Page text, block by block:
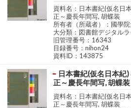
資料名：日本書紀(仮名日
正～慶長年間写, 胡蝶装
所有者（所蔵者）：國學
大分類：図書館デジタル
旧管理番号：16343
目録番号：nihon24
資料ID：143875
日本書紀(仮名日本紀
正～慶長年間写, 胡蝶装
資料名：日本書紀(仮名日
正～慶長年間写, 胡蝶装